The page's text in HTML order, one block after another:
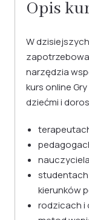
Opis
W
narzędzia
kurs online
dziećmi i
kierunków
rodzicach i